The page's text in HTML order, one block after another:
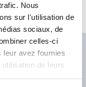
Nous
sur l'utilisation de
sociaux, de
celles-ci
leur avez fournies
de leurs